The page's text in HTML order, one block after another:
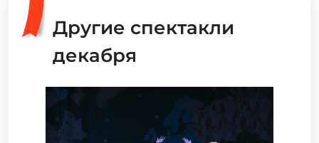
Другие спектакли
декабря